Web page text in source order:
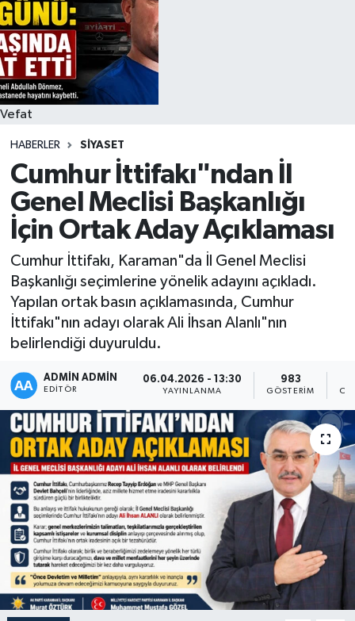
Vefat
HABERLER SIYASET
Cumhur İttifakı"ndan İl
Genel Meclisi Başkanlığı
İçin Ortak Aday Açıklaması
Cumhur İttifakı, Karaman"da İl Genel Meclisi
Başkanlığı seçimlerine yönelik adayını açıkladı.
Yapılan ortak basın açıklamasında, Cumhur
İttifakı"nın adayı olarak Ali İhsan Alanlı"nın
belirlendiği duyuruldu.
ADMIN ADMIN
EDITÖR
06.04.2026 - 13:30
YAYINLANMA
983
GÖSTERIM
Siyaset
Spor
Vefat Edenler
Video Galeri
Yaşam